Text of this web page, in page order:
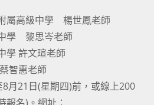
屬高級中學 楊世鳳老師
學 黎思岑老師
學 許文瑄老師
智惠老師
月21日(星期四)前，或線上200